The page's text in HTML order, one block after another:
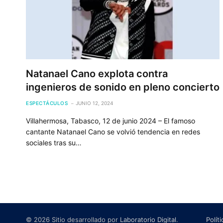
Natanael Cano explota contra
ingenieros de sonido en pleno concierto
ESPECTÁCULOS JUNIO 12, 2024
Villahermosa, Tabasco, 12 de junio 2024 – El famoso
cantante Natanael Cano se volvió tendencia en redes
sociales tras su…
© 2026 Sitio desarrollado por Laboratorio Digital.